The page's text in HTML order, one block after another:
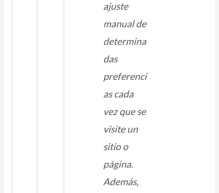
ajuste
manual de
determina
das
preferenci
as cada
vez que se
visite un
sitio o
página.
Además,